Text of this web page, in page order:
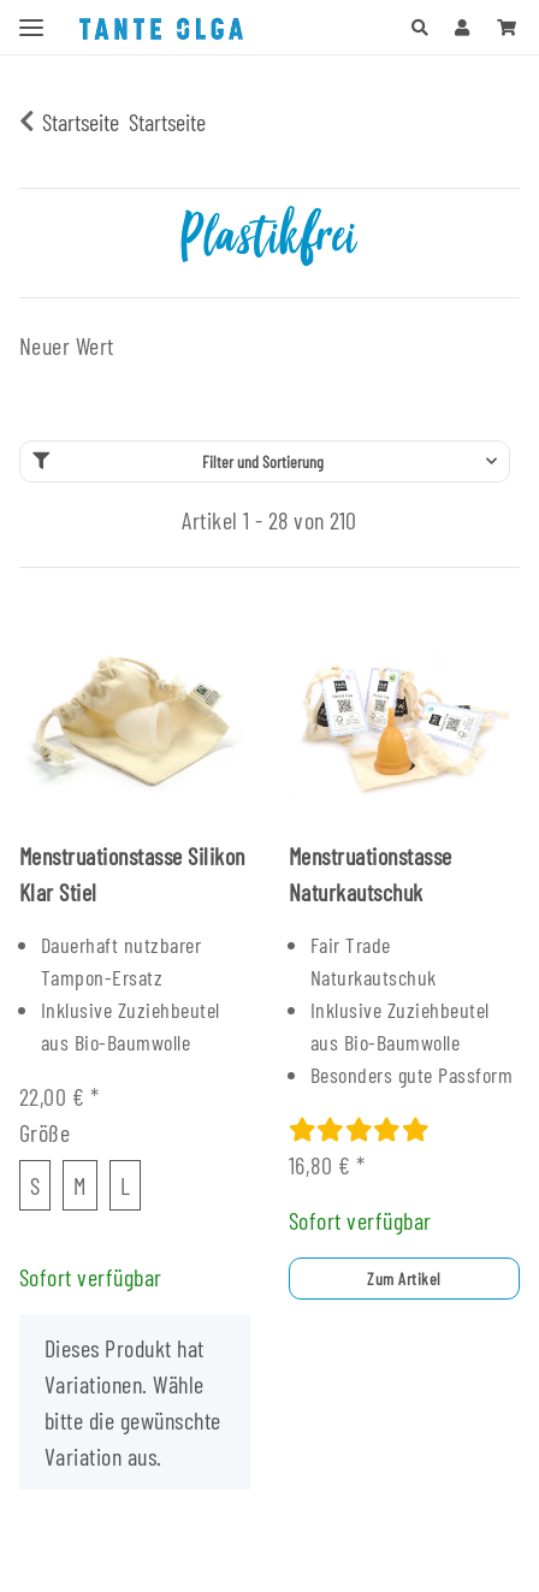
Startseite Startseite
Plastikfrei
Neuer Wert
Filter und Sortierung
Artikel 1 - 28 von 210
Menstruationstasse Silikon
Klar Stiel
Dauerhaft nutzbarer
Tampon-Ersatz
Inklusive Zuziehbeutel
aus Bio-Baumwolle
22,00 € *
Größe
SS M L
Sofort verfügbar
x
Dieses Produkt hat
Variationen. Wähle
bitte die gewünschte
Variation aus.
Menstruationstasse
Naturkautschuk
Fair Trade
Naturkautschuk
Inklusive Zuziehbeutel
aus Bio-Baumwolle
Besonders gute Passform
16,80 € *
Sofort verfügbar
Zum Artikel